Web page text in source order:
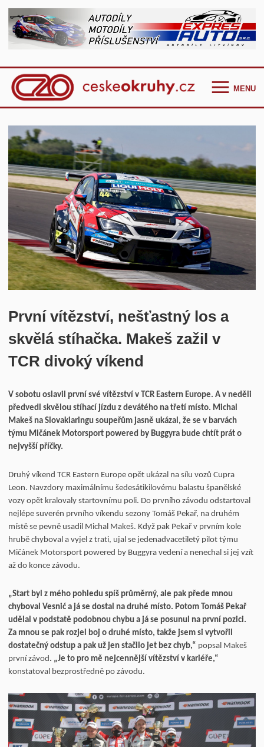
MENU
Češi ve světě
GT Cup Series
TCR Eastern Europe
Clio Cup Bohemia
Ostatní
Historie
Kontakt
První vítězství, nešťastný los a
skvělá stíhačka. Makeš zažil v
TCR divoký víkend
V sobotu oslavil první své vítězství v TCR Eastern Europe. A v neděli
předvedl skvělou stíhací jízdu z devátého na třetí místo. Michal
Makeš na Slovakiaringu soupeřům jasně ukázal, že se v barvách
týmu Mičánek Motorsport powered by Buggyra bude chtít prát o
nejvyšší příčky.
Druhý víkend TCR Eastern Europe opět ukázal na sílu vozů Cupra
Leon. Navzdory maximálnímu šedesátikilovému balastu španělské
vozy opět kralovaly startovnímu poli. Do prvního závodu odstartoval
nejlépe suverén prvního víkendu sezony Tomáš Pekař, na druhém
místě se pevně usadil Michal Makeš. Když pak Pekař v prvním kole
hrubě chyboval a vyjel z trati, ujal se jedenadvacetiletý pilot týmu
Mičánek Motorsport powered by Buggyra vedení a nenechal si jej vzít
až do konce závodu.
„Start byl z mého pohledu spíš průměrný, ale pak přede mnou
chyboval Vesnić a já se dostal na druhé místo. Potom Tomáš Pekař
udělal v podstatě podobnou chybu a já se posunul na první pozici.
Za mnou se pak rozjel boj o druhé místo, takže jsem si vytvořil
dostatečný odstup a pak už jen stačilo jet bez chyb,“ popsal Makeš
první závod . „Je to pro mě nejcennější vítězství v kariéře,“
konstatoval bezprostředně po závodu.